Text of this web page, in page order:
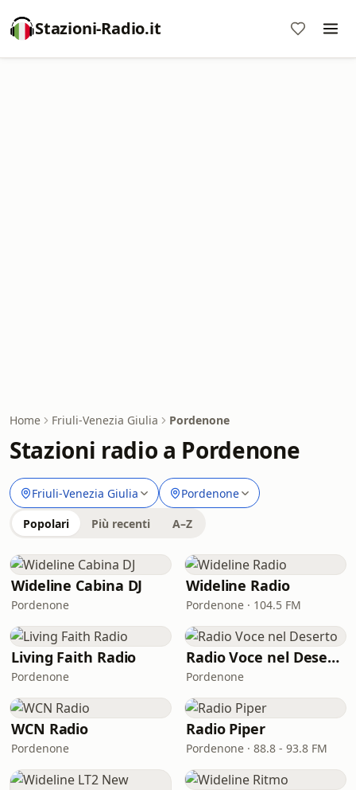
Stazioni-Radio.it
Home Friuli-Venezia Giulia Pordenone
Stazioni radio a Pordenone
Friuli-Venezia Giulia Pordenone
Popolari Più recenti A–Z
Wideline Cabina DJ
Pordenone
Wideline Radio
Pordenone · 104.5 FM
Living Faith Radio
Pordenone
Radio Voce nel Deserto
Pordenone
WCN Radio
Pordenone
Radio Piper
Pordenone · 88.8 - 93.8 FM